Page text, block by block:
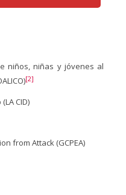
niños, niñas y jóvenes al
[2]
CID)
from Attack (GCPEA)